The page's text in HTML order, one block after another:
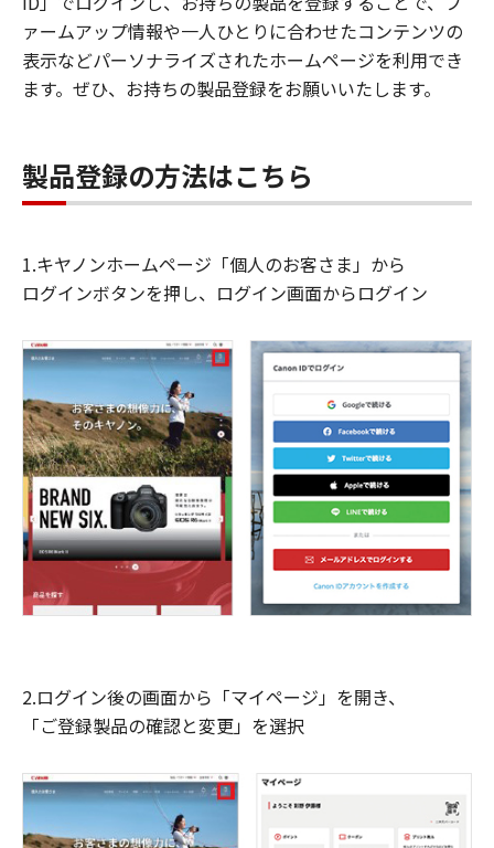
ァームアップ情報や一人ひとりに合わせたコンテンツの
表示などパーソナライズされたホームページを利用でき
ます。ぜひ、お持ちの製品登録をお願いいたします。
製品登録の方法はこちら
1.キヤノンホームページ「個人のお客さま」から
ログインボタンを押し、ログイン画面からログイン
2.ログイン後の画面から「マイページ」を開き、
「ご登録製品の確認と変更」を選択